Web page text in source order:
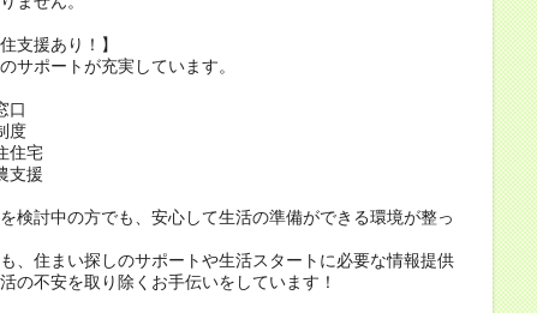
支援あり！】
サポートが充実しています。
口
度
住宅
支援
検討中の方でも、安心して生活の準備ができる環境が整っ
、住まい探しのサポートや生活スタートに必要な情報提供
の不安を取り除くお手伝いをしています！